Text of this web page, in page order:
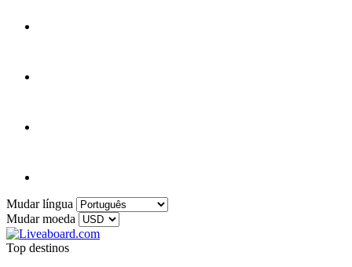
Mudar língua
Mudar moeda
Top destinos